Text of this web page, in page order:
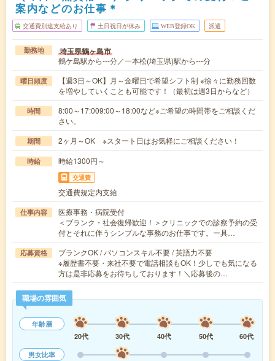
案内などのお仕事＊
交通費別途支給あり 土日祝日が休み WEB登録OK 派遣
勤務地 埼玉県鶴ヶ島市
鶴ケ島駅から---分／一本松(埼玉県)駅から---分
曜日頻度
【週3日～OK】月～金曜日で希望シフト制 ※徐々に勤務回数
を増やしていくことも可能です！（最初は週3日からなど）
時間
8:00～17:009:00～18:00など※ご希望の時間帯をご相談くだ
さい。
期間 2ヶ月～OK ※スタート日はお気軽にご相談ください！
時給 時給1300円～
交通費
交通費規定内支給
仕事内容
医療事務・病院受付
＜ブランク・社会復帰歓迎！＞クリニックでの診察予約の受
付とそれに伴うシンプルな事務のお仕事です。ー具…
応募資格
ブランクOK / パソコンスキル不要 / 英語力不要
※履歴書不要・来社不要で電話相談もOK！少しでも気になる
方は是非応募をお待ちしております！＼応募後の…
職場の雰囲気
年齢層
20代
30代 40代 50代
60代
男女比率